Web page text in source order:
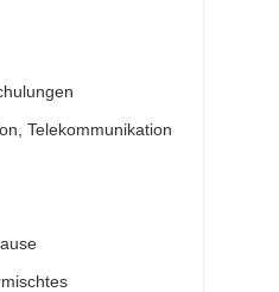
Telekommunikation